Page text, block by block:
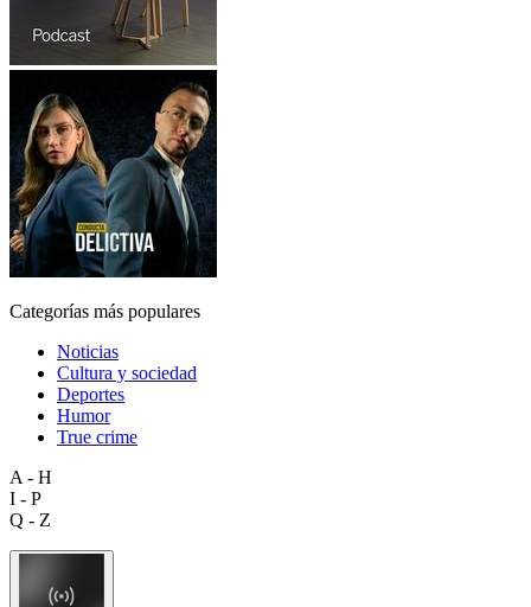
Categorías más populares
Noticias
Cultura y sociedad
Deportes
Humor
True crime
A - H
I - P
Q - Z